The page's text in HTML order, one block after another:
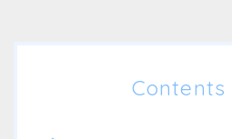
Contents